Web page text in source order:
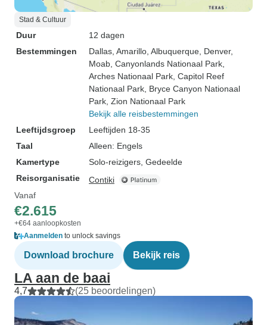
Stad & Cultuur
Duur
12 dagen
Bestemmingen
Dallas , Amarillo , Albuquerque , Denver,
Moab , Canyonlands Nationaal Park
Arches Nationaal Park , Capitol Reef
Nationaal Park , Bryce Canyon Nationaal
Park , Zion Nationaal Park
Bekijk alle reisbestemmingen
Leeftijdsgroep
Leeftijden 18-35
Taal
Alleen: Engels
Kamertype
Solo-reizigers, Gedeelde
Reisorganisatie
Contiki
Vanaf
€2.615
+€64 aanloopkosten
Aanmelden to unlock savings
Download brochure Bekijk reis
LA aan de baai
4,7 (25 beoordelingen)